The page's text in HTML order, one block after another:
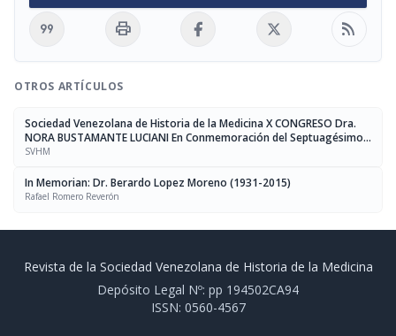
format_quote print rss_feed
OTROS ARTÍCULOS
Sociedad Venezolana de Historia de la Medicina X CONGRESO Dra.
NORA BUSTAMANTE LUCIANI En Conmemoración del Septuagésimo
Aniversario de su Fundación
SVHM
In Memorian: Dr. Berardo Lopez Moreno (1931-2015)
Rafael Romero Reverón
Revista de la Sociedad Venezolana de Historia de la Medicina
Depósito Legal Nº: pp 194502CA94
ISSN: 0560-4567